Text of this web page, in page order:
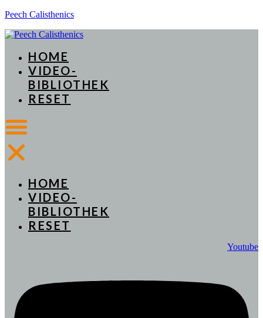
Peech Calisthenics
HOME
VIDEO-
BIBLIOTHEK
RESET
HOME
VIDEO-
BIBLIOTHEK
RESET
Youtube